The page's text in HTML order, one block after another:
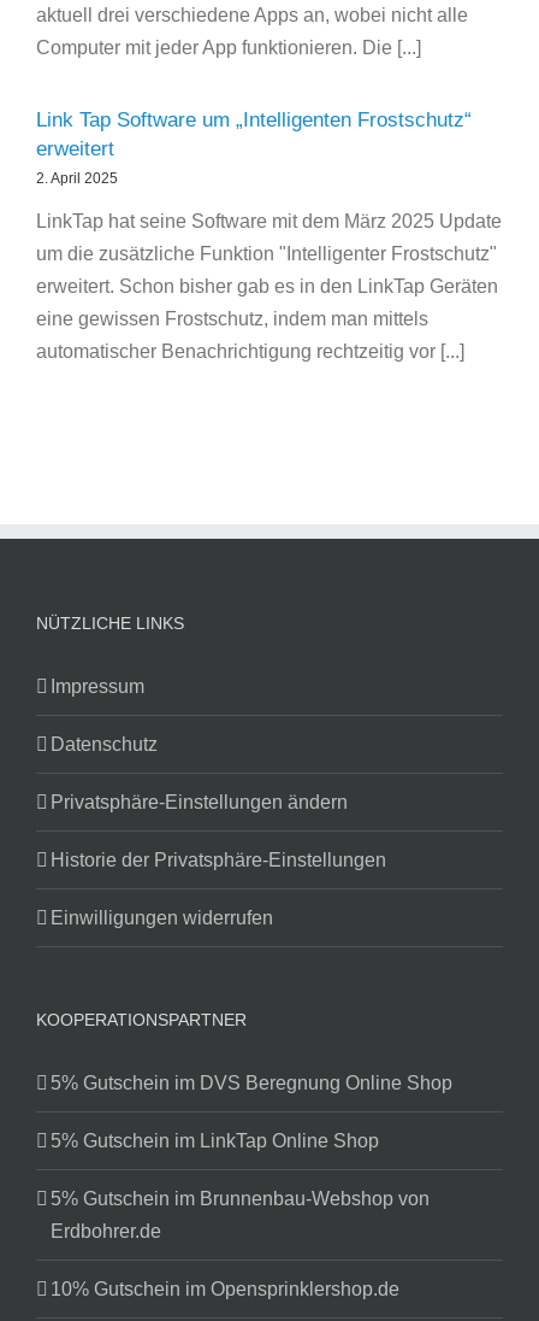
aktuell drei verschiedene Apps an, wobei nicht alle
Computer mit jeder App funktionieren. Die [...]
Link Tap Software um „Intelligenten Frostschutz“
erweitert
2. April 2025
LinkTap hat seine Software mit dem März 2025 Update
um die zusätzliche Funktion "Intelligenter Frostschutz"
erweitert. Schon bisher gab es in den LinkTap Geräten
eine gewissen Frostschutz, indem man mittels
automatischer Benachrichtigung rechtzeitig vor [...]
NÜTZLICHE LINKS
Impressum
Datenschutz
Privatsphäre-Einstellungen ändern
Historie der Privatsphäre-Einstellungen
Einwilligungen widerrufen
KOOPERATIONSPARTNER
5% Gutschein im DVS Beregnung Online Shop
5% Gutschein im LinkTap Online Shop
5% Gutschein im Brunnenbau-Webshop von
Erdbohrer.de
10% Gutschein im Opensprinklershop.de